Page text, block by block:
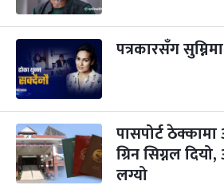
४
बुध कार्तिक ४, २०८३ Oct 21, 2026
५ पापा‌ङ्कुशा एकादशी व्रत
कार्तिक ५, २०८३
२२
आइत
कुकुर तिहार
कार्तिक २२, २०८३- Nov 8, 2026
पत्रकारसँग
पासपोर्ट
ग्रिन सिग्नल
लग्यो